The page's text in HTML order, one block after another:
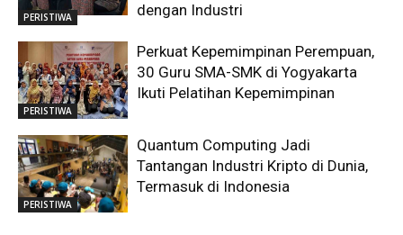
PERISTIWA
dengan Industri
PERISTIWA
Perkuat Kepemimpinan Perempuan,
30 Guru SMA-SMK di Yogyakarta
Ikuti Pelatihan Kepemimpinan
PERISTIWA
Quantum Computing Jadi
Tantangan Industri Kripto di Dunia,
Termasuk di Indonesia